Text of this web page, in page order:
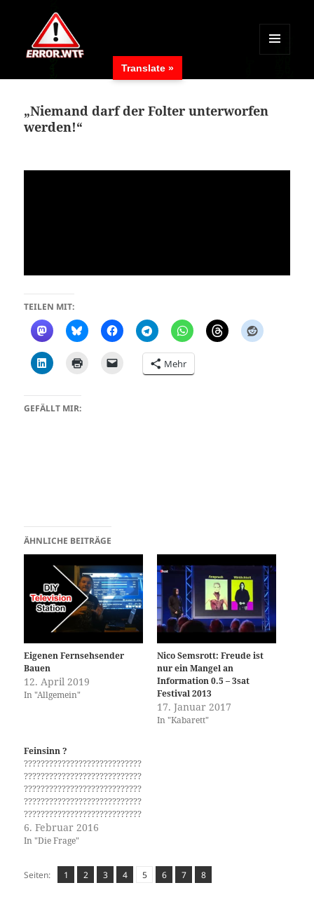
MENÜ
WIDGETS
„Niemand darf der Folter unterworfen
werden!“
TEILEN MIT:
Mehr
GEFÄLLT MIR:
ÄHNLICHE BEITRÄGE
Eigenen Fernsehsender
Bauen
12. April 2019
In "Allgemein"
Nico Semsrott: Freude ist
nur ein Mangel an
Information 0.5 – 3sat
Festival 2013
17. Januar 2017
In "Kabarett"
Feinsinn ?
????????????????????????????
????????????????????????????
????????????????????????????
????????????????????????????
????????????????????????????
????????????????????????????
????????????????????????????
????????????????????????????
????????????????????????????
6. Februar 2016
In "Die Frage"
Seiten: Seite
1 Seite
2 Seite
3 Seite
4 Seite
5 Seite
6 Seite
7 Seite
8
Translate »